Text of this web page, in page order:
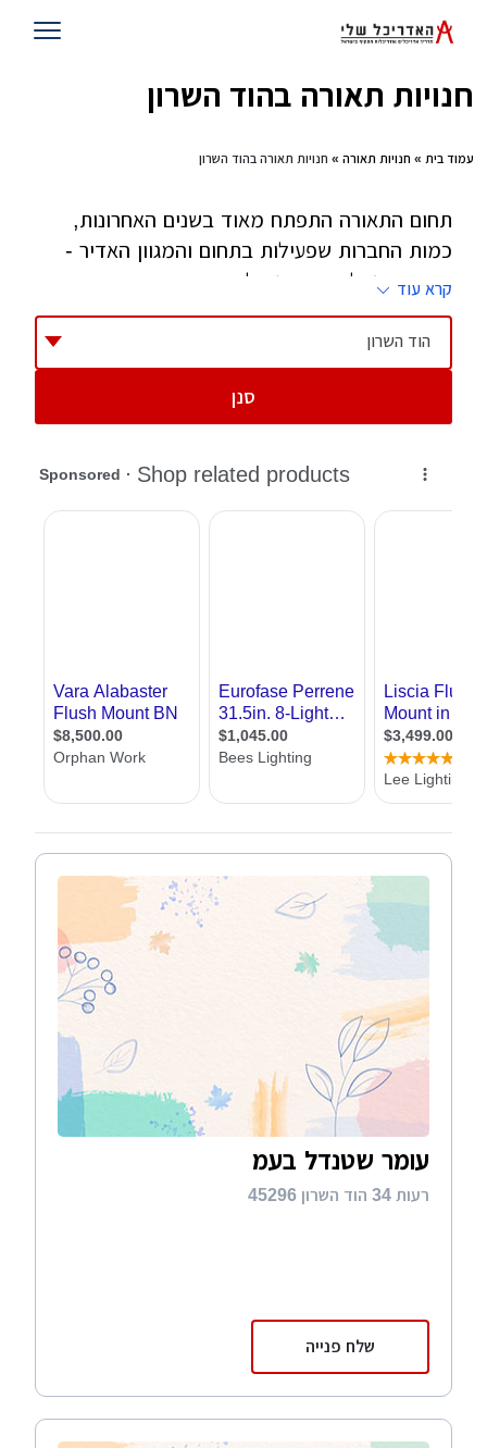
חנויות תאורה בהוד השרון
עמוד בית » חנויות תאורה » חנויות תאורה בהוד השרון
תחום התאורה התפתח מאוד בשנים האחרונות,
כמות החברות שפעילות בתחום והמגוון האדיר -
חייב אותנו להתייחס גם לתחום זה. ברוב המקרים,
בבנייה חדשה או שיפוצים תדרשו להחליף גופי
תאורה רבים, אם יש לכם מעצב הוא יוכל לעזור
לכם אם אין לכם, גשו לחנויות התאורה שאספנו
למטה והם ישמחו לייעץ לכם בכל שאלה או עניין.
קרא עוד
הוד השרון
סנן
עומר שטנדל בעמ
רעות 34 הוד השרון 45296
שלח פנייה